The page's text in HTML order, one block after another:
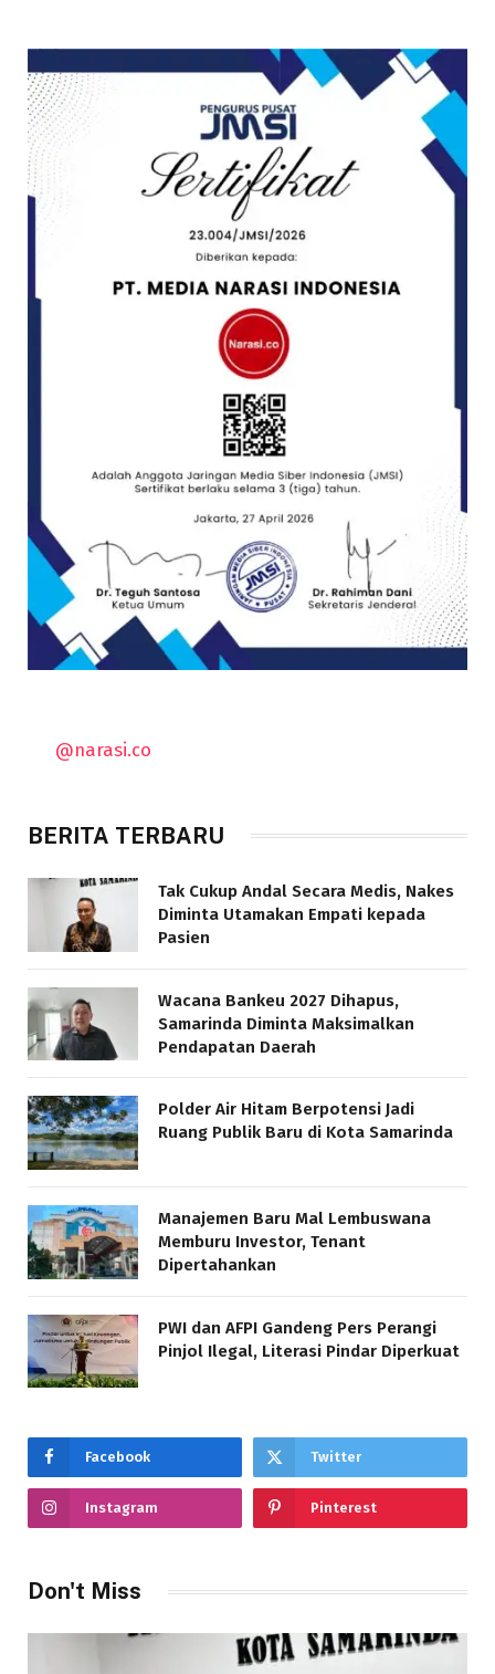
@narasi.co
BERITA TERBARU
Tak Cukup Andal Secara Medis, Nakes
Diminta Utamakan Empati kepada
Pasien
Wacana Bankeu 2027 Dihapus,
Samarinda Diminta Maksimalkan
Pendapatan Daerah
Polder Air Hitam Berpotensi Jadi
Ruang Publik Baru di Kota Samarinda
Manajemen Baru Mal Lembuswana
Memburu Investor, Tenant
Dipertahankan
PWI dan AFPI Gandeng Pers Perangi
Pinjol Ilegal, Literasi Pindar Diperkuat
Facebook Twitter
Instagram Pinterest
Don't Miss